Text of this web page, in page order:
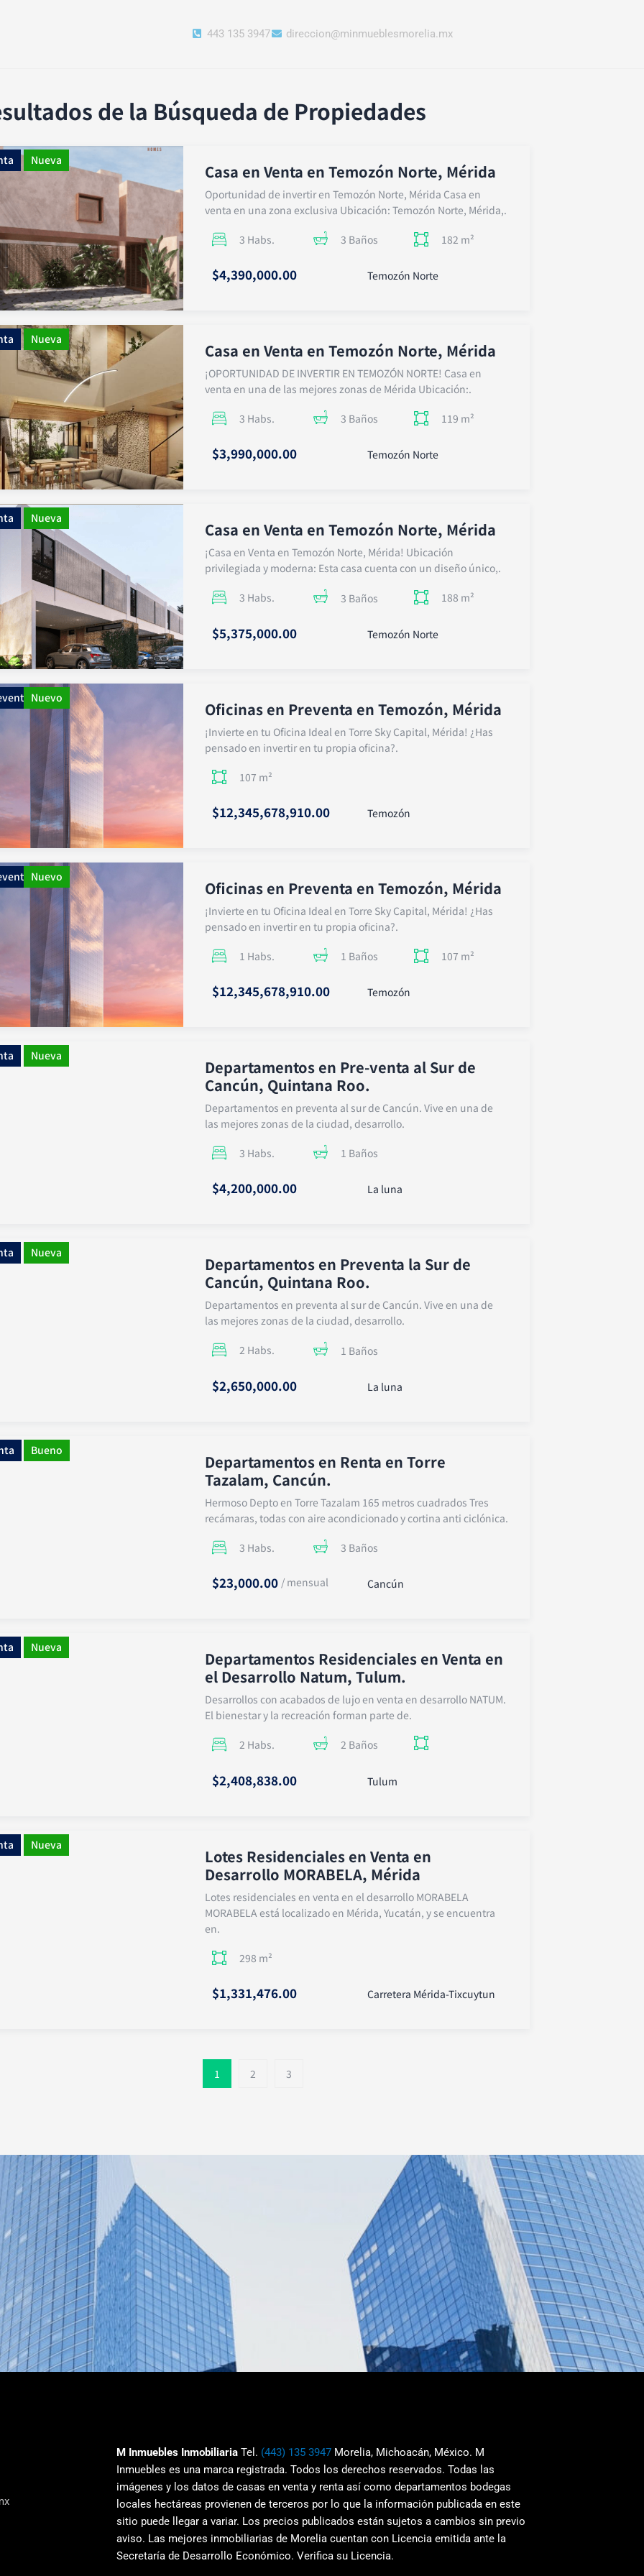
443 135 3947 direccion@minmueblesmorelia.mx
de la Búsqueda de Propiedades
Nueva
Casa en Venta en Temozón Norte, Mérida
Oportunidad de invertir en Temozón Norte, Mérida Casa en
venta en una zona exclusiva Ubicación: Temozón Norte, Mérida,.
3 Habs. 3 Baños 182 m²
$4,390,000.00 Temozón Norte
Nueva
Casa en Venta en Temozón Norte, Mérida
¡OPORTUNIDAD DE INVERTIR EN TEMOZÓN NORTE! Casa en
venta en una de las mejores zonas de Mérida Ubicación:.
3 Habs. 3 Baños 119 m²
$3,990,000.00 Temozón Norte
Nueva
Casa en Venta en Temozón Norte, Mérida
¡Casa en Venta en Temozón Norte, Mérida! Ubicación
privilegiada y moderna: Esta casa cuenta con un diseño único,.
3 Habs. 3 Baños 188 m²
$5,375,000.00 Temozón Norte
Nuevo
Oficinas en Preventa en Temozón, Mérida
¡Invierte en tu Oficina Ideal en Torre Sky Capital, Mérida! ¿Has
pensado en invertir en tu propia oficina?.
107 m²
$12,345,678,910.00 Temozón
Nuevo
Oficinas en Preventa en Temozón, Mérida
¡Invierte en tu Oficina Ideal en Torre Sky Capital, Mérida! ¿Has
pensado en invertir en tu propia oficina?.
1 Habs. 1 Baños 107 m²
$12,345,678,910.00 Temozón
Nueva
Departamentos en Pre-venta al Sur de
Cancún, Quintana Roo.
Departamentos en preventa al sur de Cancún. Vive en una de
las mejores zonas de la ciudad, desarrollo.
3 Habs. 1 Baños
$4,200,000.00 La luna
Nueva
Departamentos en Preventa la Sur de
Cancún, Quintana Roo.
Departamentos en preventa al sur de Cancún. Vive en una de
las mejores zonas de la ciudad, desarrollo.
2 Habs. 1 Baños
$2,650,000.00 La luna
Bueno
Departamentos en Renta en Torre
Tazalam, Cancún.
Hermoso Depto en Torre Tazalam 165 metros cuadrados Tres
recámaras, todas con aire acondicionado y cortina anti ciclónica.
3 Habs. 3 Baños
$23,000.00 / mensual Cancún
Nueva
Departamentos Residenciales en Venta en
el Desarrollo Natum, Tulum.
Desarrollos con acabados de lujo en venta en desarrollo NATUM.
El bienestar y la recreación forman parte de.
2 Habs. 2 Baños
$2,408,838.00 Tulum
Nueva
Lotes Residenciales en Venta en
Desarrollo MORABELA, Mérida
Lotes residenciales en venta en el desarrollo MORABELA
MORABELA está localizado en Mérida, Yucatán, y se encuentra
en.
298 m²
$1,331,476.00 Carretera Mérida-Tixcuytun
1 2 3
M Inmuebles Inmobiliaria Tel. (443) 135 3947 Morelia, Michoacán, México. M
Inmuebles es una marca registrada. Todos los derechos reservados. Todas las
imágenes y los datos de casas en venta y renta así como departamentos bodegas
locales hectáreas provienen de terceros por lo que la información publicada en este
sitio puede llegar a variar. Los precios publicados están sujetos a cambios sin previo
aviso. Las mejores inmobiliarias de Morelia cuentan con Licencia emitida ante la
Secretaría de Desarrollo Económico. Verifica su Licencia.